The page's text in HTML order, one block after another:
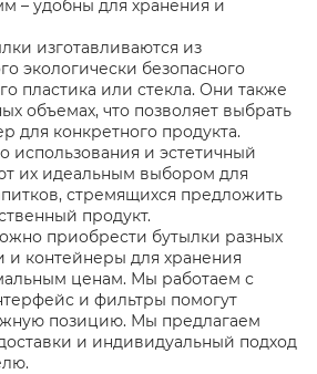
– удобны для хранения и
изготавливаются из
экологически безопасного
пластика или стекла. Они также
объемах, что позволяет выбрать
для конкретного продукта.
использования и эстетичный
их идеальным выбором для
стремящихся предложить
продукт.
приобрести бутылки разных
и контейнеры для хранения
ценам. Мы работаем с
и фильтры помогут
позицию. Мы предлагаем
и индивидуальный подход